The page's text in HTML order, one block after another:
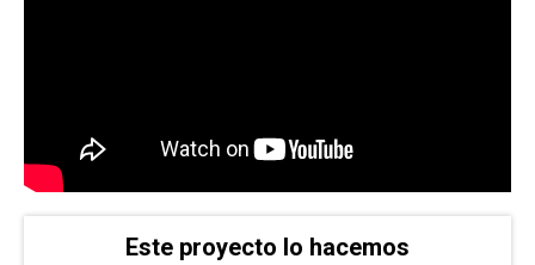
Este proyecto lo hacemos